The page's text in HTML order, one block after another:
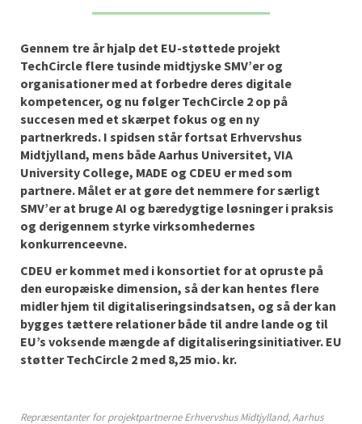
Gennem tre år hjalp det EU-støttede projekt
TechCircle flere tusinde midtjyske SMV’er og
organisationer med at forbedre deres digitale
kompetencer, og nu følger TechCircle 2 op på
succesen med et skærpet fokus og en ny
partnerkreds. I spidsen står fortsat Erhvervshus
Midtjylland, mens både Aarhus Universitet, VIA
University College, MADE og CDEU er med som
partnere. Målet er at gøre det nemmere for særligt
SMV’er at bruge AI og bæredygtige løsninger i praksis
og derigennem styrke virksomhedernes
konkurrenceevne.
CDEU er kommet med i konsortiet for at opruste på
den europæiske dimension, så der kan hentes flere
midler hjem til digitaliseringsindsatsen, og så der kan
bygges tættere relationer både til andre lande og til
EU’s voksende mængde af digitaliseringsinitiativer. EU
støtter TechCircle 2 med 8,25 mio. kr.
Repræsentanter for projektpartnerne Erhvervshus Midtjylland, Aarhus